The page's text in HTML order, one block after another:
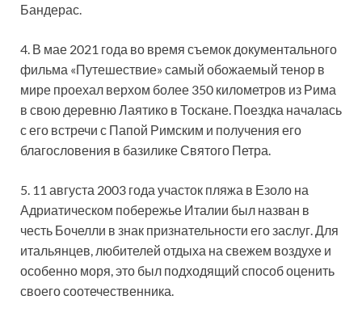
Бандерас.
4. В мае 2021 года во время съемок документального
фильма «Путешествие» самый обожаемый тенор в
мире проехал верхом более 350 километров из Рима
в свою деревню Лаятико в Тоскане. Поездка началась
с его встречи с Папой Римским и получения его
благословения в базилике Святого Петра.
5. 11 августа 2003 года участок пляжа в Езоло на
Адриатическом побережье Италии был назван в
честь Бочелли в знак признательности его заслуг. Для
итальянцев, любителей отдыха на свежем воздухе и
особенно моря, это был подходящий способ оценить
своего соотечественника.